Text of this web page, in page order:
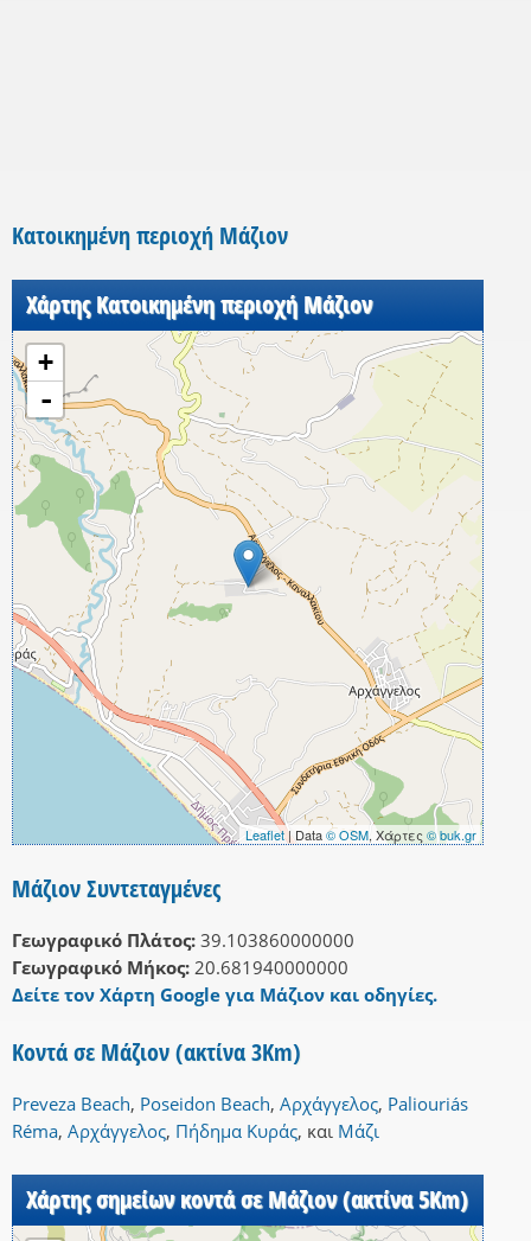
Κατοικημένη περιοχή Μάζιον
Χάρτης Κατοικημένη περιοχή Μάζιον
+
-
Leaflet| Data© OSM, Χάρτες © buk.gr
Μάζιον Συντεταγμένες
Γεωγραφικό Πλάτος: 39.103860000000
Γεωγραφικό Μήκος: 20.681940000000
Δείτε τον Χάρτη Google για Μάζιον και οδηγίες.
Κοντά σε Μάζιον (ακτίνα 3Km)
Preveza Beach, Poseidon Beach, Αρχάγγελος, Paliouriás
Réma, Αρχάγγελος, Πήδημα Κυράς, και Μάζι
Χάρτης σημείων κοντά σε Μάζιον (ακτίνα 5Km)